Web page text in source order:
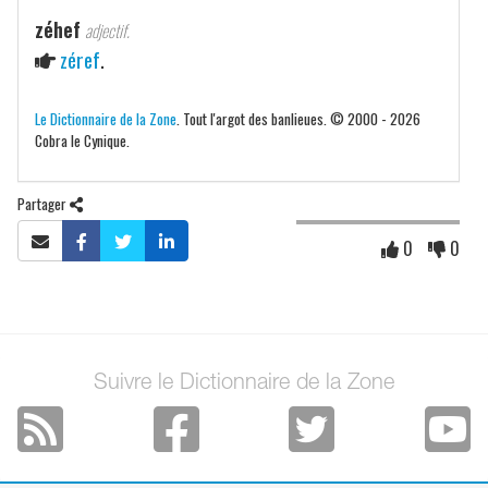
zéhef adjectif.
zéref.
Le Dictionnaire de la Zone . Tout l'argot des banlieues. © 2000 - 2026
Cobra le Cynique.
Partager
0 0
Suivre le Dictionnaire de la Zone